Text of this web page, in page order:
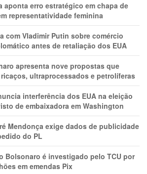
aponta erro estratégico em chapa de
representatividade feminina
com Vladimir Putin sobre comércio
antes de retaliação dos EUA
apresenta nove propostas que
ultraprocessados e petrolíferas
interferência dos EUA na eleição
de embaixadora em Washington
Mendonça exige dados de publicidade
do PL
Bolsonaro é investigado pelo TCU por
em emendas Pix